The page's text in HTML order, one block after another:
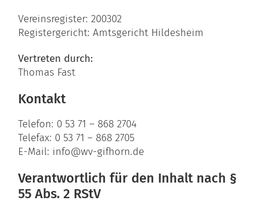
Vereinsregister: 200302
Registergericht: Amtsgericht Hildesheim
Vertreten durch:
Thomas Fast
Kontakt
Telefon: 0 53 71 – 868 2704
Telefax: 0 53 71 – 868 2705
E-Mail: info@wv-gifhorn.de
Verantwortlich für den Inhalt nach §
55 Abs. 2 RStV